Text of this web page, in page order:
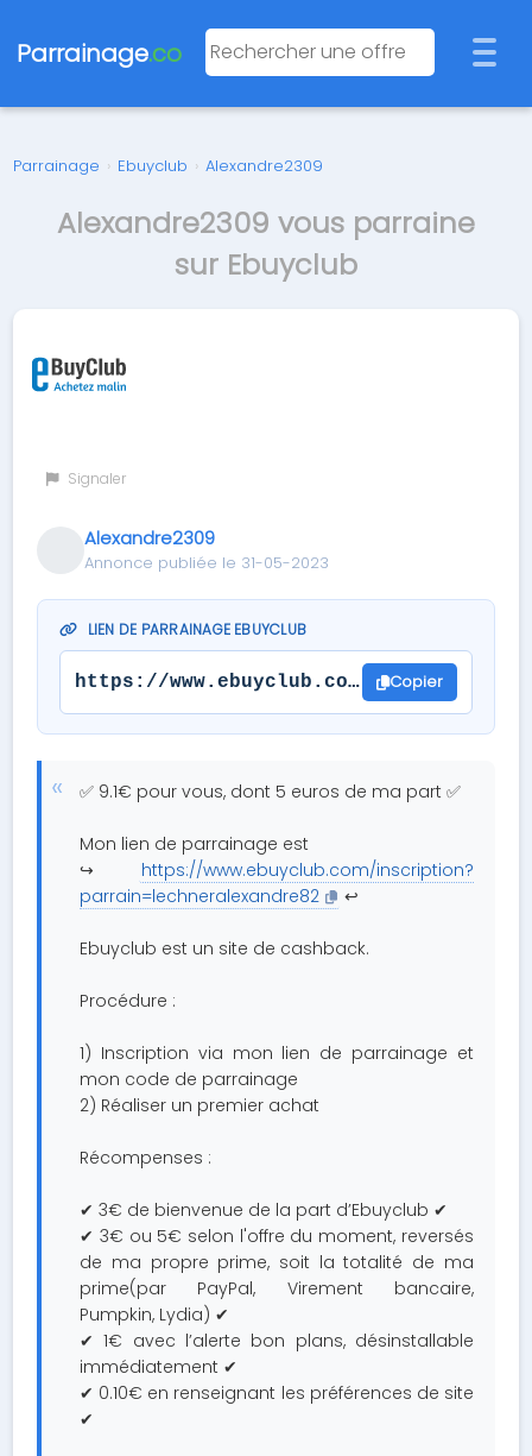
Parrainage.co
Parrainage › Ebuyclub › Alexandre2309
Alexandre2309 vous parraine
sur Ebuyclub
Signaler
Alexandre2309
Annonce publiée le 31-05-2023
LIEN DE PARRAINAGE EBUYCLUB
https://www.ebuyclub.com/ Copier
✅ 9.1€ pour vous, dont 5 euros de ma part ✅
Mon lien de parrainage est
↪️
https://www.ebuyclub.com/inscription?
parrain=lechneralexandre82
↩️
Ebuyclub est un site de cashback.
Procédure :
1) Inscription via mon lien de parrainage et
mon code de parrainage
2) Réaliser un premier achat
Récompenses :
✔ 3€ de bienvenue de la part d’Ebuyclub ✔
✔ 3€ ou 5€ selon l'offre du moment, reversés
de ma propre prime, soit la totalité de ma
prime(par PayPal, Virement bancaire,
Pumpkin, Lydia) ✔
✔ 1€ avec l’alerte bon plans, désinstallable
immédiatement ✔
✔ 0.10€ en renseignant les préférences de site
✔